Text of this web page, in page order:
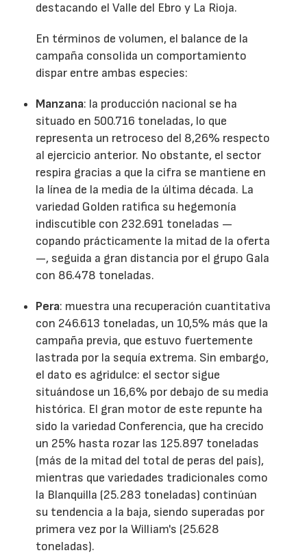
destacando el Valle del Ebro y La Rioja.
En términos de volumen, el balance de la
campaña consolida un comportamiento
dispar entre ambas especies:
Manzana: la producción nacional se ha
situado en 500.716 toneladas, lo que
representa un retroceso del 8,26% respecto
al ejercicio anterior. No obstante, el sector
respira gracias a que la cifra se mantiene en
la línea de la media de la última década. La
variedad Golden ratifica su hegemonía
indiscutible con 232.691 toneladas —
copando prácticamente la mitad de la oferta
—, seguida a gran distancia por el grupo Gala
con 86.478 toneladas.
Pera: muestra una recuperación cuantitativa
con 246.613 toneladas, un 10,5% más que la
campaña previa, que estuvo fuertemente
lastrada por la sequía extrema. Sin embargo,
el dato es agridulce: el sector sigue
situándose un 16,6% por debajo de su media
histórica. El gran motor de este repunte ha
sido la variedad Conferencia, que ha crecido
un 25% hasta rozar las 125.897 toneladas
(más de la mitad del total de peras del país),
mientras que variedades tradicionales como
la Blanquilla (25.283 toneladas) continúan
su tendencia a la baja, siendo superadas por
primera vez por la William's (25.628
toneladas).